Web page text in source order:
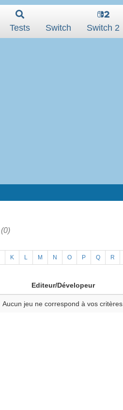
Tests Switch Switch 2
(0)
K L M N O P Q R
Editeur/Dévelopeur
Aucun jeu ne correspond à vos critères.